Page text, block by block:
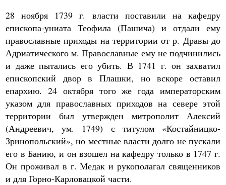
28 ноября 1739 г. власти поставили на кафедру
епископа-униата Теофила (Пашича) и отдали ему
православные приходы на территории от р. Дравы до
Адриатического м. Православные ему не подчинились
и даже пытались его убить. В 1741 г. он захватил
епископский двор в Плашки, но вскоре оставил
епархию. 24 октября того же года императорским
указом для православных приходов на севере этой
территории был утвержден митрополит Алексий
(Андреевич, ум. 1749) с титулом «Костайницко-
Зринопольский», но местные власти долго не пускали
его в Банию, и он взошел на кафедру только в 1747 г.
Он проживал в г. Медак и рукополагал священников
и для Горно-Карловацкой части.